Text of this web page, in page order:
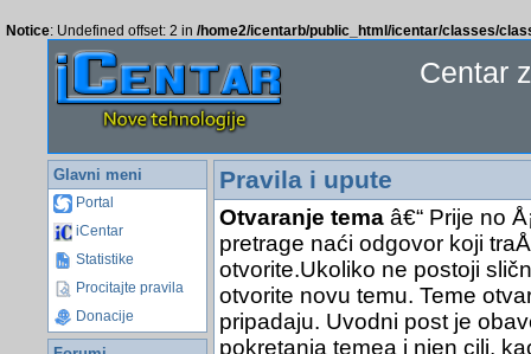
Notice: Undefined offset: 2 in /home2/icentarb/public_html/icentar/classes/
Centar
Glavni meni
Portal
iCentar
Statistike
Procitajte pravila
Donacije
Pravila i upute
Otvaranje temaâ€“ Prije no
pretrage naći odgovor koji
otvorite.Ukoliko ne postoji
otvorite novu temu. Teme
pripadaju. Uvodni post je
pokretanja temea i njen cilj,